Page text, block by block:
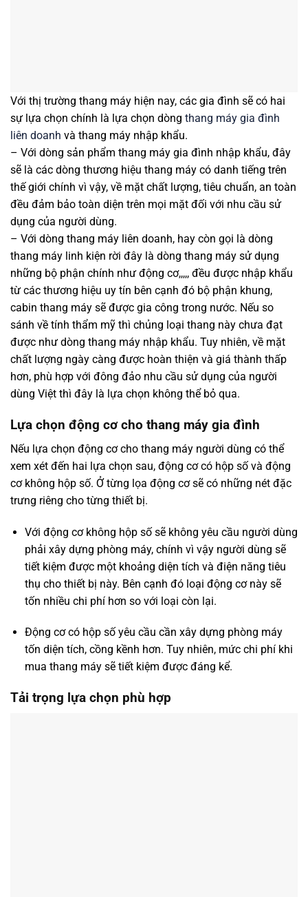
Với thị trường thang máy hiện nay, các gia đình sẽ có hai
sự lựa chọn chính là lựa chọn dòng thang máy gia đình
liên doanh và thang máy nhập khẩu.
– Với dòng sản phẩm thang máy gia đình nhập khẩu, đây
sẽ là các dòng thương hiệu thang máy có danh tiếng trên
thế giới chính vì vậy, về mặt chất lượng, tiêu chuẩn, an toàn
đều đảm bảo toàn diện trên mọi mặt đối với nhu cầu sử
dụng của người dùng.
– Với dòng thang máy liên doanh, hay còn gọi là dòng
thang máy linh kiện rời đây là dòng thang máy sử dụng
những bộ phận chính như động cơ,,,,, đều được nhập khẩu
từ các thương hiệu uy tín bên cạnh đó bộ phận khung,
cabin thang máy sẽ được gia công trong nước. Nếu so
sánh về tính thẩm mỹ thì chủng loại thang này chưa đạt
được như dòng thang máy nhập khẩu. Tuy nhiên, về mặt
chất lượng ngày càng được hoàn thiện và giá thành thấp
hơn, phù hợp với đông đảo nhu cầu sử dụng của người
dùng Việt thì đây là lựa chọn không thể bỏ qua.
Lựa chọn động cơ cho thang máy gia đình
Nếu lựa chọn động cơ cho thang máy người dùng có thể
xem xét đến hai lựa chọn sau, động cơ có hộp số và động
cơ không hộp số. Ở từng lọa động cơ sẽ có những nét đặc
trưng riêng cho từng thiết bị.
Với động cơ không hộp số sẽ không yêu cầu người dùng
phải xây dựng phòng máy, chính vì vậy người dùng sẽ
tiết kiệm được một khoảng diện tích và điện năng tiêu
thụ cho thiết bị này. Bên cạnh đó loại động cơ này sẽ
tốn nhiều chi phí hơn so với loại còn lại.
Động cơ có hộp số yêu cầu cần xây dựng phòng máy
tốn diện tích, cồng kềnh hơn. Tuy nhiên, mức chi phí khi
mua thang máy sẽ tiết kiệm được đáng kể.
Tải trọng lựa chọn phù hợp